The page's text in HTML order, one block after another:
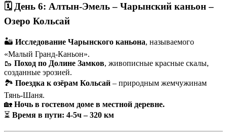
🗓 День 6: Алтын-Эмель – Чарынский каньон –
Озеро Кольсай
🏜 Исследование Чарынского каньона, называемого
«Малый Гранд-Каньон».
🥾 Поход по Долине Замков, живописные красные скалы,
созданные эрозией.
🏞 Поездка к озёрам Кольсай – природным жемчужинам
Тянь-Шаня.
🏡 Ночь в гостевом доме в местной деревне.
⏳ Время в пути: 4-5ч – 320 км